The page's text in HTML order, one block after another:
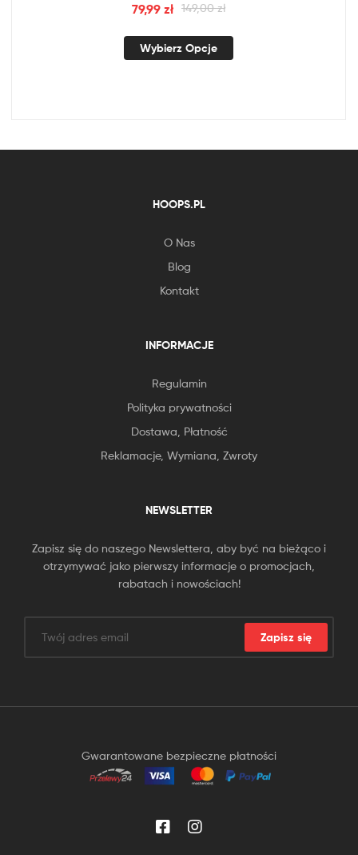
149,00zł
79,99zł
Wybierz Opcje
HOOPS.PL
O Nas
Blog
Kontakt
INFORMACJE
Regulamin
Polityka prywatności
Dostawa, Płatność
Reklamacje, Wymiana, Zwroty
NEWSLETTER
Zapisz się do naszego Newslettera, aby być na bieżąco i
otrzymywać jako pierwszy informacje o promocjach,
rabatach i nowościach!
Zapisz się
Gwarantowane bezpieczne płatności